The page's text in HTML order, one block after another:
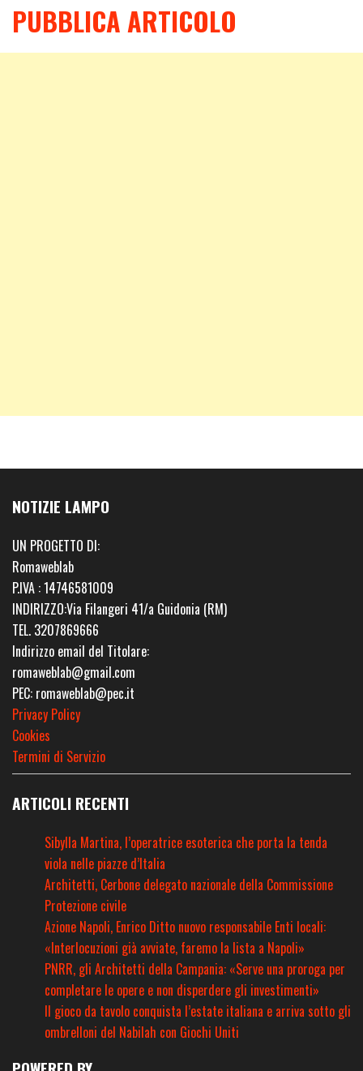
PUBBLICA ARTICOLO
NOTIZIE LAMPO
UN PROGETTO DI:
Romaweblab
P.IVA : 14746581009
INDIRIZZO:Via Filangeri 41/a Guidonia (RM)
TEL. 3207869666
Indirizzo email del Titolare:
romaweblab@gmail.com
PEC: romaweblab@pec.it
Privacy Policy
Cookies
Termini di Servizio
ARTICOLI RECENTI
Sibylla Martina, l’operatrice esoterica che porta la tenda
viola nelle piazze d’Italia
Architetti, Cerbone delegato nazionale della Commissione
Protezione civile
Azione Napoli, Enrico Ditto nuovo responsabile Enti locali:
«Interlocuzioni già avviate, faremo la lista a Napoli»
PNRR, gli Architetti della Campania: «Serve una proroga per
completare le opere e non disperdere gli investimenti»
Il gioco da tavolo conquista l’estate italiana e arriva sotto gli
ombrelloni del Nabilah con Giochi Uniti